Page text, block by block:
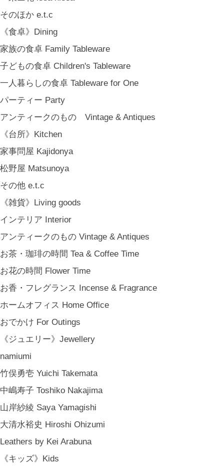
そのほか e.t.c
《食卓》Dining
家族の食卓 Family Tableware
子どもの食卓 Children's Tableware
一人暮らしの食卓 Tableware for One
パーティー Party
アンティークのもの Vintage & Antiques
《台所》Kitchen
家事問屋 Kajidonya
松野屋 Matsunoya
その他 e.t.c
《雑貨》Living goods
インテリア Interior
アンティークのもの Vintage & Antiques
お茶・珈琲の時間 Tea & Coffee Time
お花の時間 Flower Time
お香・フレグランス Incense & Fragrance
ホームオフィス Home Office
おでかけ For Outings
《ジュエリー》Jewellery
namiumi
竹俣勇壱 Yuichi Takemata
中嶋寿子 Toshiko Nakajima
山岸紗綾 Saya Yamagishi
大清水裕史 Hiroshi Ohizumi
Leathers by Kei Arabuna
《キッズ》Kids